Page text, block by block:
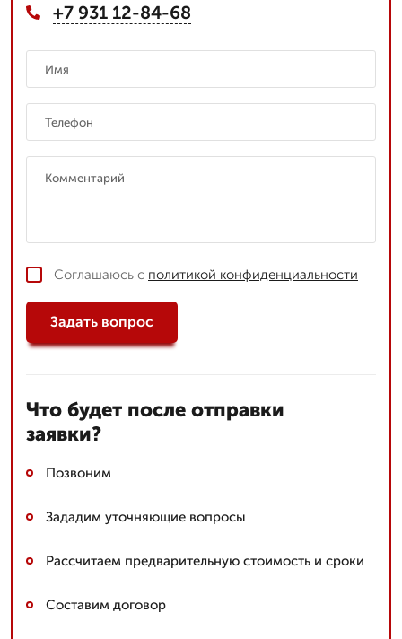
+7 931 12-84-68
Соглашаюсь с политикой конфиденциальности
Задать вопрос
Что будет после отправки
заявки?
Позвоним
Зададим уточняющие вопросы
Рассчитаем предварительную стоимость и сроки
Составим договор